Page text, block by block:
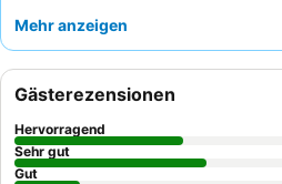
ist ein großer Vorteil. Die Gäste
Bewertungen für seine Vielfalt und
regionalen Produkten. Für einen
die Gäste, ein Zimmer mit
Mehr anzeigen
Gästerezensionen
Hervorragend
Sehr gut
Gut